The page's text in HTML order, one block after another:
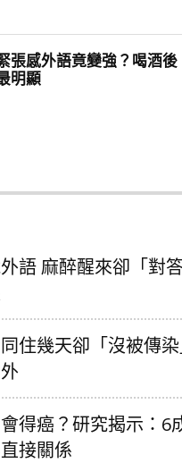
語 麻醉醒來卻「對答
住幾天卻「沒被傳
得癌？研究揭示：6
接關係